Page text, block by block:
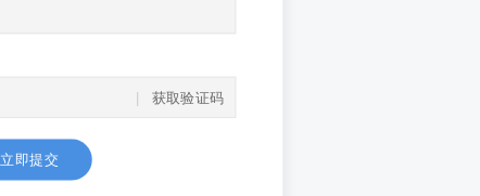
获取验证码
立即提交